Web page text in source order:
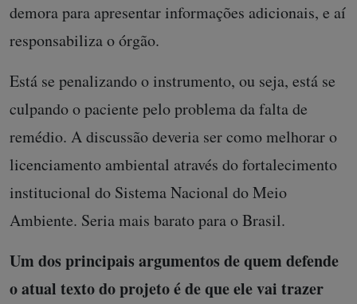
demora para apresentar informações adicionais, e aí
responsabiliza o órgão.
Está se penalizando o instrumento, ou seja, está se
culpando o paciente pelo problema da falta de
remédio. A discussão deveria ser como melhorar o
licenciamento ambiental através do fortalecimento
institucional do Sistema Nacional do Meio
Ambiente. Seria mais barato para o Brasil.
Um dos principais argumentos de quem defende
o atual texto do projeto é de que ele vai trazer